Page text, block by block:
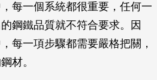
每一個系統都很重要，任何一
鋼鐵品質就不符合要求。因
每一項步驟都需要嚴格把關，
材。